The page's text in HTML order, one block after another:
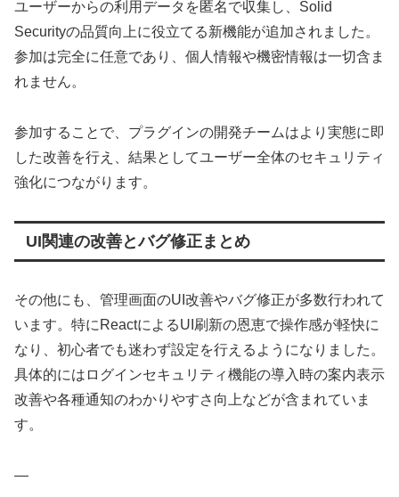
ユーザーからの利用データを匿名で収集し、Solid
Securityの品質向上に役立てる新機能が追加されました。
参加は完全に任意であり、個人情報や機密情報は一切含ま
れません。
参加することで、プラグインの開発チームはより実態に即
した改善を行え、結果としてユーザー全体のセキュリティ
強化につながります。
UI関連の改善とバグ修正まとめ
その他にも、管理画面のUI改善やバグ修正が多数行われて
います。特にReactによるUI刷新の恩恵で操作感が軽快に
なり、初心者でも迷わず設定を行えるようになりました。
具体的にはログインセキュリティ機能の導入時の案内表示
改善や各種通知のわかりやすさ向上などが含まれていま
す。
—